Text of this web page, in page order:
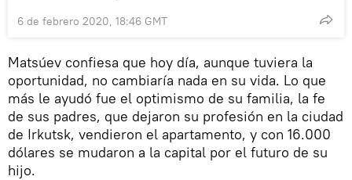
6 de febrero 2020, 18:46 GMT
Matsúev confiesa que hoy día, aunque tuviera la
oportunidad, no cambiaría nada en su vida. Lo que
más le ayudó fue el optimismo de su familia, la fe
de sus padres, que dejaron su profesión en la ciudad
de Irkutsk, vendieron el apartamento, y con 16.000
dólares se mudaron a la capital por el futuro de su
hijo.